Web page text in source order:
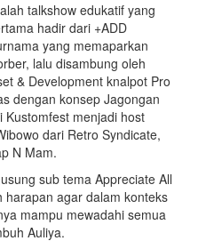
talkshow edukatif yang
hadir dari +ADD
yang memaparkan
lalu disambung oleh
& Development knalpot Pro
dengan konsep Jagongan
Kustomfest menjadi host
dari Retro Syndicate,
N Mam.
sub tema Appreciate All
agar dalam konteks
mampu mewadahi semua
Auliya.